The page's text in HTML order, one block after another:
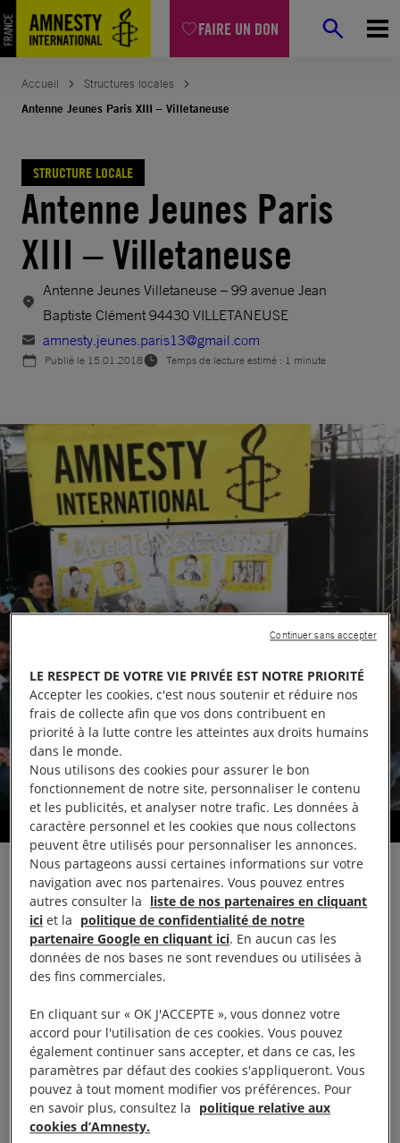
FAIRE UN DON
Aller
au
contenu
Accueil
Structures locales
Antenne Jeunes Paris XIII – Villetaneuse
STRUCTURE LOCALE
Antenne Jeunes Paris
XIII – Villetaneuse
Antenne Jeunes Villetaneuse – 99 avenue Jean
Baptiste Clément 94430 VILLETANEUSE
amnesty.jeunes.paris13@gmail.com
Publié le 15.01.2018 Temps de lecture estimé : 1 minute
Dix Jours pour Signer
LA VIE DE L’ANTENNE JEUNE
Présentation
Elle regroupe des étudiants de l’Université de Paris
13 Villetaneuse venant d’UFR et de formations
diverses avec un point commun : Une envie de
lutter contre l’injustice et pour le respect des droits
humains.
LE RESPECT DE VOTRE VIE PRIVÉE EST NOTRE PRIORITÉ
Accepter les cookies, c'est nous soutenir et réduire nos
frais de collecte afin que vos dons contribuent en
priorité à la lutte contre les atteintes aux droits humains
dans le monde.
Nous utilisons des cookies pour assurer le bon
fonctionnement de notre site, personnaliser le contenu
et les publicités, et analyser notre trafic. Les données à
caractère personnel et les cookies que nous collectons
peuvent être utilisés pour personnaliser les annonces.
Nous partageons aussi certaines informations sur votre
navigation avec nos partenaires. Vous pouvez entres
autres consulter la liste de nos partenaires en cliquant
ici et la politique de confidentialité de notre
partenaire Google en cliquant ici. En aucun cas les
données de nos bases ne sont revendues ou utilisées à
des fins commerciales.
En cliquant sur « OK J'ACCEPTE », vous donnez votre
accord pour l'utilisation de ces cookies. Vous pouvez
également continuer sans accepter, et dans ce cas, les
paramètres par défaut des cookies s'appliqueront. Vous
pouvez à tout moment modifier vos préférences. Pour
en savoir plus, consultez la politique relative aux
cookies d’Amnesty.
Continuer sans accepter